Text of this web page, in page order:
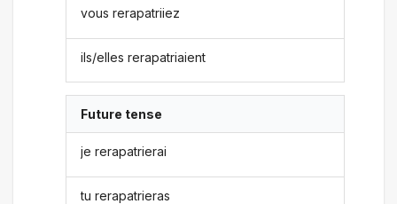
vous rerapatriiez
ils/elles rerapatriaient
Future tense
je rerapatrierai
tu rerapatrieras